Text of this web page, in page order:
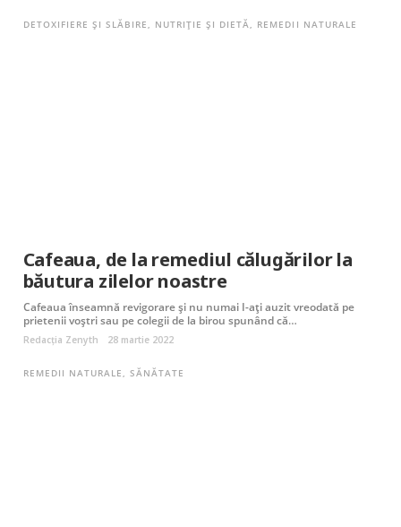
DETOXIFIERE ȘI SLĂBIRE NUTRIȚIE ȘI DIETĂ REMEDII NATURALE
Cafeaua, de la remediul călugărilor la
băutura zilelor noastre
Cafeaua înseamnă revigorare și nu numai I-ați auzit vreodată pe
prietenii voștri sau pe colegii de la birou spunând că…
Redacția Zenyth 28 martie 2022
REMEDII NATURALE, SĂNĂTATE